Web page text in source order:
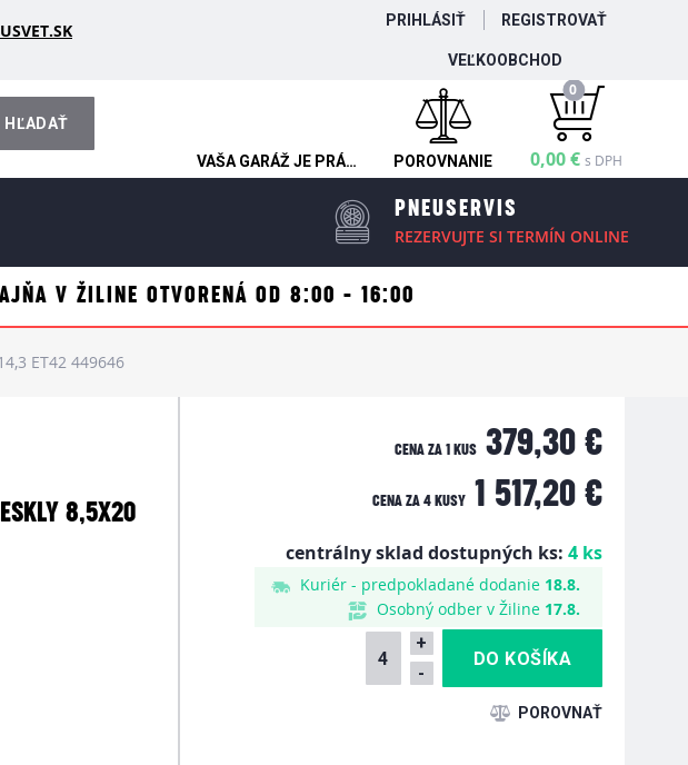
PRIHLÁSIŤ REGISTROVAŤ
VEĽKOOBCHOD
VAŠA GARÁŽ JE PRÁZDNA POROVNANIE
0
0,00 € s DPH
PNEUSERVIS
REZERVUJTE SI TERMÍN ONLINE
V ŽILINE OTVORENÁ OD 8:00 - 16:00
ET42 449646
8,5X20
CENA ZA 1 KUS 379,30 €
CENA ZA 4 KUSY 1 517,20 €
centrálny sklad dostupných ks: 4 ks
Kuriér - predpokladané dodanie 18.8.
Osobný odber v Žiline 17.8.
+
-